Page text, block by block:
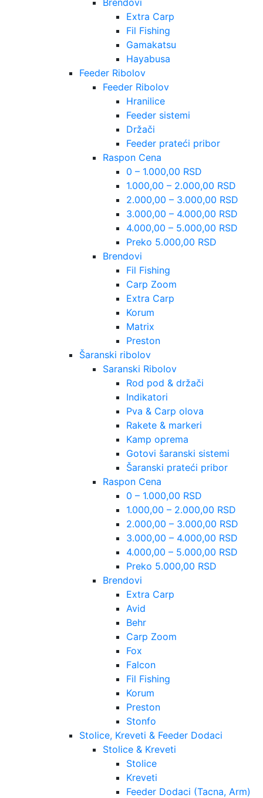
Extra Carp
Fil Fishing
Gamakatsu
Hayabusa
Feeder Ribolov
Feeder Ribolov
Hranilice
Feeder sistemi
Držači
Feeder prateći pribor
Raspon Cena
0 – 1.000,00 RSD
1.000,00 – 2.000,00 RSD
2.000,00 – 3.000,00 RSD
3.000,00 – 4.000,00 RSD
4.000,00 – 5.000,00 RSD
Preko 5.000,00 RSD
Brendovi
Fil Fishing
Carp Zoom
Extra Carp
Korum
Matrix
Preston
Šaranski ribolov
Saranski Ribolov
Rod pod & držači
Indikatori
Pva & Carp olova
Rakete & markeri
Kamp oprema
Gotovi šaranski sistemi
Šaranski prateći pribor
Raspon Cena
0 – 1.000,00 RSD
1.000,00 – 2.000,00 RSD
2.000,00 – 3.000,00 RSD
3.000,00 – 4.000,00 RSD
4.000,00 – 5.000,00 RSD
Preko 5.000,00 RSD
Brendovi
Extra Carp
Avid
Behr
Carp Zoom
Fox
Falcon
Fil Fishing
Korum
Preston
Stonfo
Stolice, Kreveti & Feeder Dodaci
Stolice & Kreveti
Stolice
Kreveti
Feeder Dodaci (Tacna, Arm)